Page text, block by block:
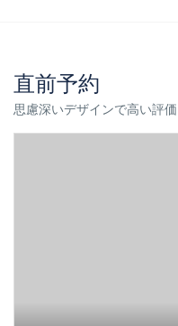
直前予約
思慮深いデザインで高い評